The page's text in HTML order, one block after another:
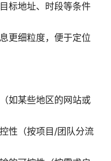
标地址、时段等条件
更细粒度，便于定位
如某些地区的网站或
性（按项目/团队分流